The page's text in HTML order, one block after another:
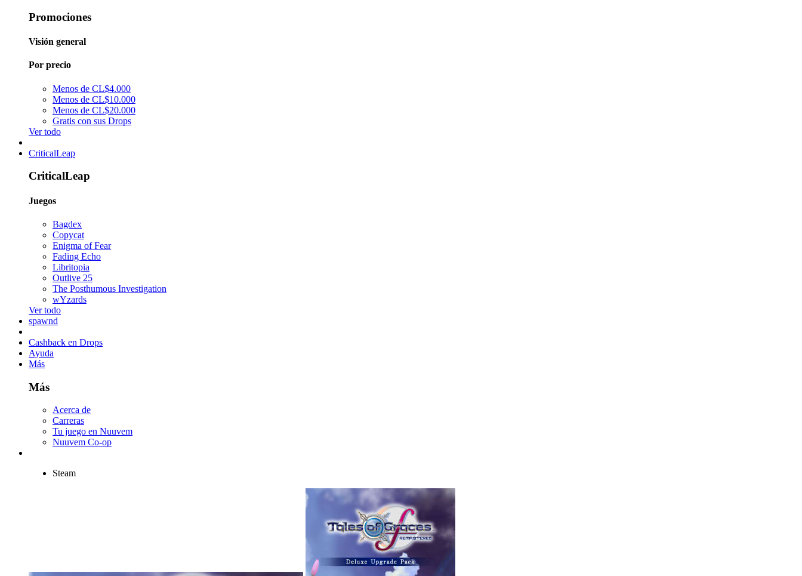
Promociones
Visión general
Por precio
Menos de CL$4.000
Menos de CL$10.000
Menos de CL$20.000
Gratis con sus Drops
Ver todo
CriticalLeap
CriticalLeap
Juegos
Bagdex
Copycat
Enigma of Fear
Fading Echo
Libritopia
Outlive 25
The Posthumous Investigation
wYzards
Ver todo
spawnd
Cashback en Drops
Ayuda
Más
Más
Acerca de
Carreras
Tu juego en Nuuvem
Nuuvem Co-op
Steam